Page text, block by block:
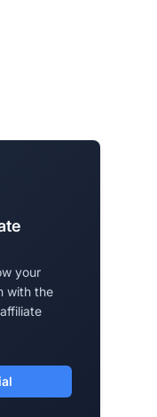
your
with the